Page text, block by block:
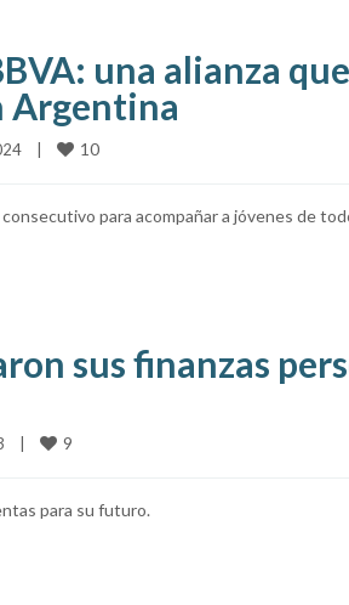
una alianza
Argentina
10
para acompañar a jóvenes de
sus finanzas
9
para su futuro.